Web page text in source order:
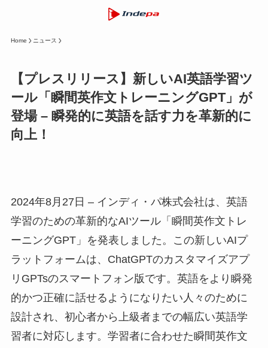
Home ニュース
【プレスリリース】新しいAI英語学習ツ
ール「瞬間英作文トレーニングGPT」が
登場 – 瞬発的に英語を話す力を革新的に
向上！
2024年8月27日 – インディ・パ株式会社は、英語
学習のための革新的なAIツール「瞬間英作文トレ
ーニングGPT」を発表しました。この新しいAIプ
ラットフォームは、ChatGPTのカスタマイズアプ
リGPTsのスマートフォン版です。英語をより瞬発
的かつ正確に話せるようになりたい人々のために
設計され、初心者から上級者までの幅広い英語学
習者に対応します。学習者に合わせた瞬間英作文